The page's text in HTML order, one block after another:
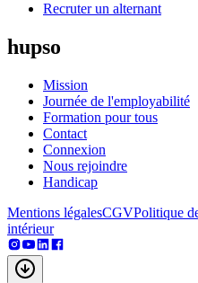
Recruter un alternant
hupso
Mission
Journée de l'employabilité
Formation pour tous
Contact
Connexion
Nous rejoindre
Handicap
Mentions légalesCGVPolitique
intérieur